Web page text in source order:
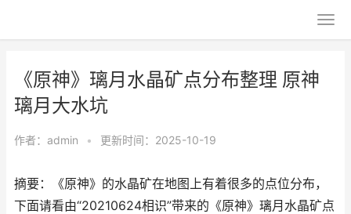
《原神》璃月水晶矿点分布整理 原神
璃月大水坑
作者： admin • 更新时间：2025-10-19
摘要：《原神》的水晶矿在地图上有着很多的点位分布，
下面请看由“20210624相识”带来的《原神》璃月水晶矿点